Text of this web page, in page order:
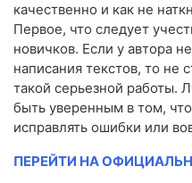
качественно и как не
Первое, что следует
новичков. Если у автора
написания текстов, то не
такой серьезной работы.
быть уверенным в том,
исправлять ошибки или
ПЕРЕЙТИ НА